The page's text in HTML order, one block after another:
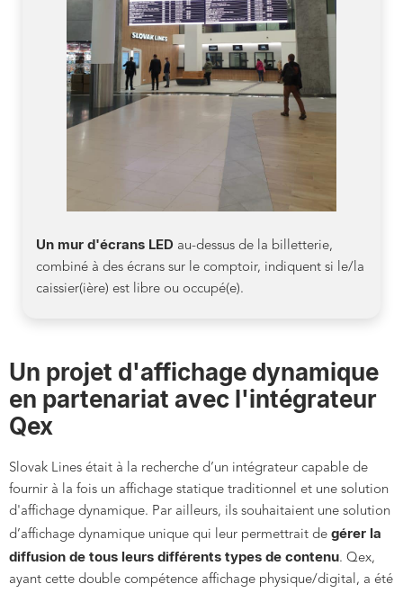
Un mur d'écrans LED au-dessus de la billetterie,
combiné à des écrans sur le comptoir, indiquent si le/la
caissier(ière) est libre ou occupé(e).
Un projet d'affichage dynamique
en partenariat avec l'intégrateur
Qex
Slovak Lines était à la recherche d’un intégrateur capable de
fournir à la fois un affichage statique traditionnel et une solution
d'affichage dynamique. Par ailleurs, ils souhaitaient une solution
d’affichage dynamique unique qui leur permettrait de gérer la
diffusion de tous leurs différents types de contenu. Qex,
ayant cette double compétence affichage physique/digital, a été